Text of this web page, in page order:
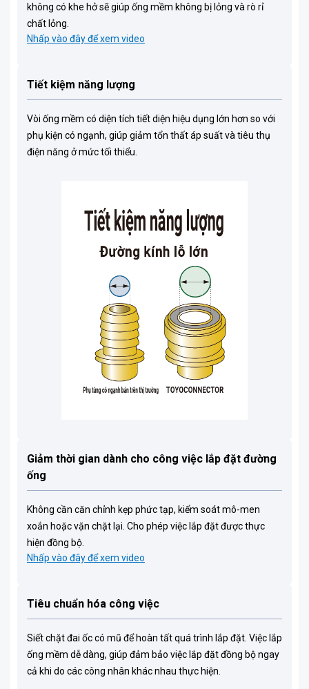
không có khe hở sẽ giúp ống mềm không bị lỏng và rò rỉ
chất lỏng.
Nhấp vào đây để xem video
Tiết kiệm năng lượng
Vòi ống mềm có diện tích tiết diện hiệu dụng lớn hơn so với
phụ kiện có ngạnh, giúp giảm tổn thất áp suất và tiêu thụ
điện năng ở mức tối thiểu.
Giảm thời gian dành cho công việc lắp đặt đường
ống
Không cần căn chỉnh kẹp phức tạp, kiểm soát mô-men
xoắn hoặc vặn chặt lại. Cho phép việc lắp đặt được thực
hiện đồng bộ.
Nhấp vào đây để xem video
Tiêu chuẩn hóa công việc
Siết chặt đai ốc có mũ để hoàn tất quá trình lắp đặt. Việc lắp
ống mềm dễ dàng, giúp đảm bảo việc lắp đặt đồng bộ ngay
cả khi do các công nhân khác nhau thực hiện.